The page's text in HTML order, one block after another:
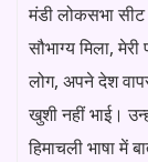
मंडी लोकसभा सीट
सौभाग्य मिला,
लोग, अपने देश
खुशी नहीं भाई।
हिमाचली भाषा में